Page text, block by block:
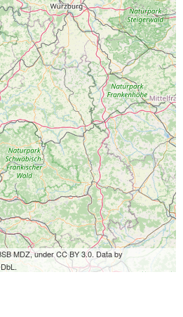
MDZ, under CC BY 3.0. Data by